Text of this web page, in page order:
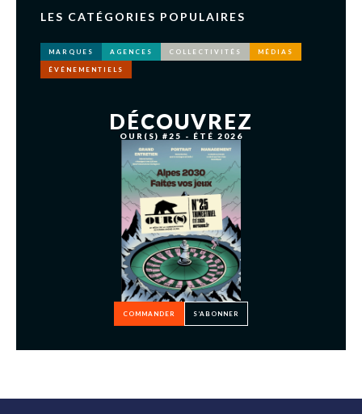
LES CATÉGORIES POPULAIRES
MARQUES AGENCES COLLECTIVITÉS MÉDIAS
ÉVÉNEMENTIELS
DÉCOUVREZ
OUR(S) #25 - ÉTÉ 2026
COMMANDER S’ABONNER